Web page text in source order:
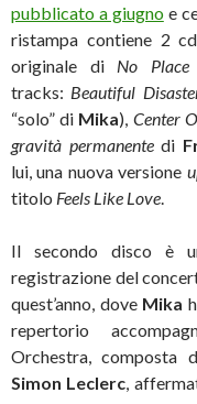
pubblicato a giugnoe
ristampa contiene 2
originale di No
tracks: Beautiful
“solo” di Mika), Center
gravità permanentedi
lui, una nuova versione
titolo Feels Like Love.
Il secondo disco è
registrazione del
quest’anno, dove Mika
repertorio
Orchestra, composta
Simon Leclerc,